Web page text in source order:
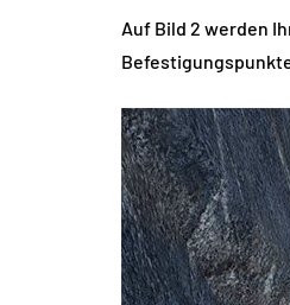
Auf Bild 2 werden